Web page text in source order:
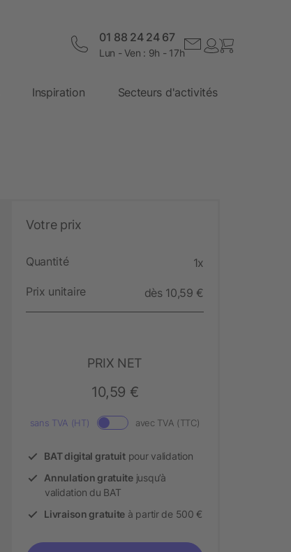
01 88 24 24 67
Lun - Ven : 9h - 17h
Inspiration Secteurs d'activités
Votre prix
Quantité 1x
Prix unitaire dès 10,59 €
PRIX NET
10,59 €
sans TVA (HT) avec TVA (TTC)
BAT digital gratuitpour validation
Annulation gratuitejusqu’à
validation du BAT
Livraison gratuite à partir de 500 €